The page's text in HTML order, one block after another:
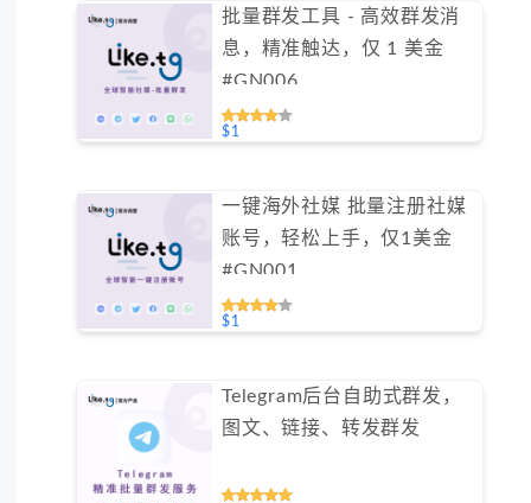
批量群发工具 - 高效群发消
息，精准触达，仅 1 美金
#GN006
$1
一键海外社媒 批量注册社媒
账号，轻松上手，仅1美金
#GN001
$1
Telegram后台自助式群发，
图文、链接、转发群发